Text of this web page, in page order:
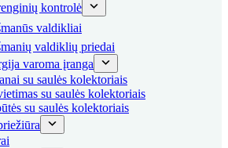
kontrolė
valdikliai
valdiklių priedai
varoma įranga
su saulės kolektoriais
su saulės kolektoriais
su saulės kolektoriais